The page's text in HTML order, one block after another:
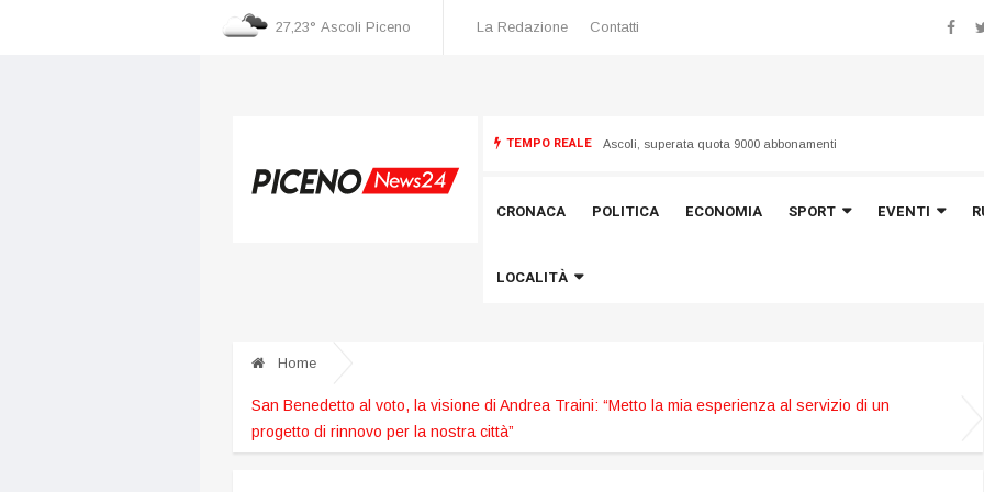
27,23° Ascoli Piceno La Redazione Contatti
TEMPO REALE
Incidente nella zona industriale, una persona ricoverata al “Torrette” Ascoli, superata quota 9000 abbonamenti
CRONACA POLITICA ECONOMIA SPORT EVENTI
LOCALITÀ
Home
San Benedetto al voto, la visione di Andrea Traini: “Metto la mia esperienza al servizio di un
progetto di rinnovo per la nostra città”